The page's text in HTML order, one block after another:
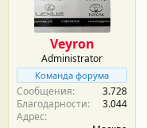
л
а
Veyron
Administrator
Команда форума
Сообщения
3.728
Благодарности
3.044
Адрес